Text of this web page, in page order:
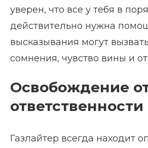
уверен, что все у тебя в
действительно нужна
высказывания могут
сомнения, чувство вины и
Освобождение
ответственности
Газлайтер всегда находит